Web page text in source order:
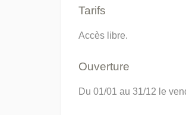
Tarifs
Accès libre.
Ouverture
Du 01/01 au 31/12 le